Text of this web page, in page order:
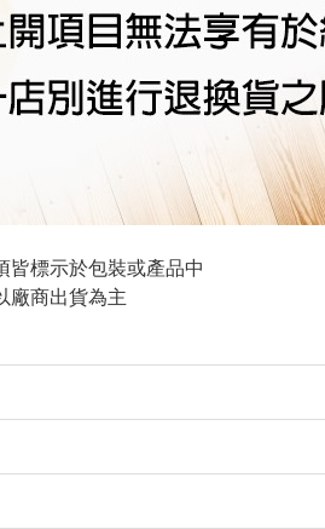
皆標示於包裝或產品中
廠商出貨為主